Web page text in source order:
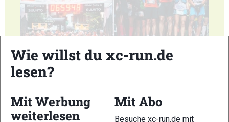
Wie willst du xc-run.de
lesen?
Mit Werbung
weiterlesen
Mit Abo
Besuche xc-run.de mit